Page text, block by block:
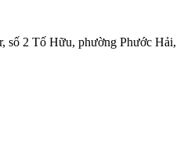
số 2 Tố Hữu, phường Phước Hải,